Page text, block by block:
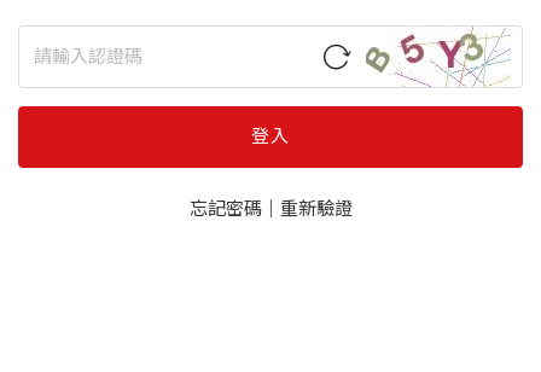
登入
忘記密碼｜ 重新驗證